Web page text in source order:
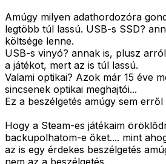
Amúgy milyen adathordozóra
legtöbb túl lassú. USB-s SSD?
költsége lenne.
USB-s vinyó? annak is, plusz
a játékot, mert az is túl lassú.
Valami optikai? Azok már 15 éve
sincsenek optikai meghajtói...
Ez a beszélgetés amúgy sem erről
Hogy a Steam-es játékaim
backupolhatom-e őket.... mint
az is egy érdekes beszélgetés